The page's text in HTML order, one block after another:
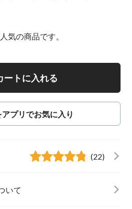
気の商品です。
ートに入れる
プリでお気に入り
(22)
いて